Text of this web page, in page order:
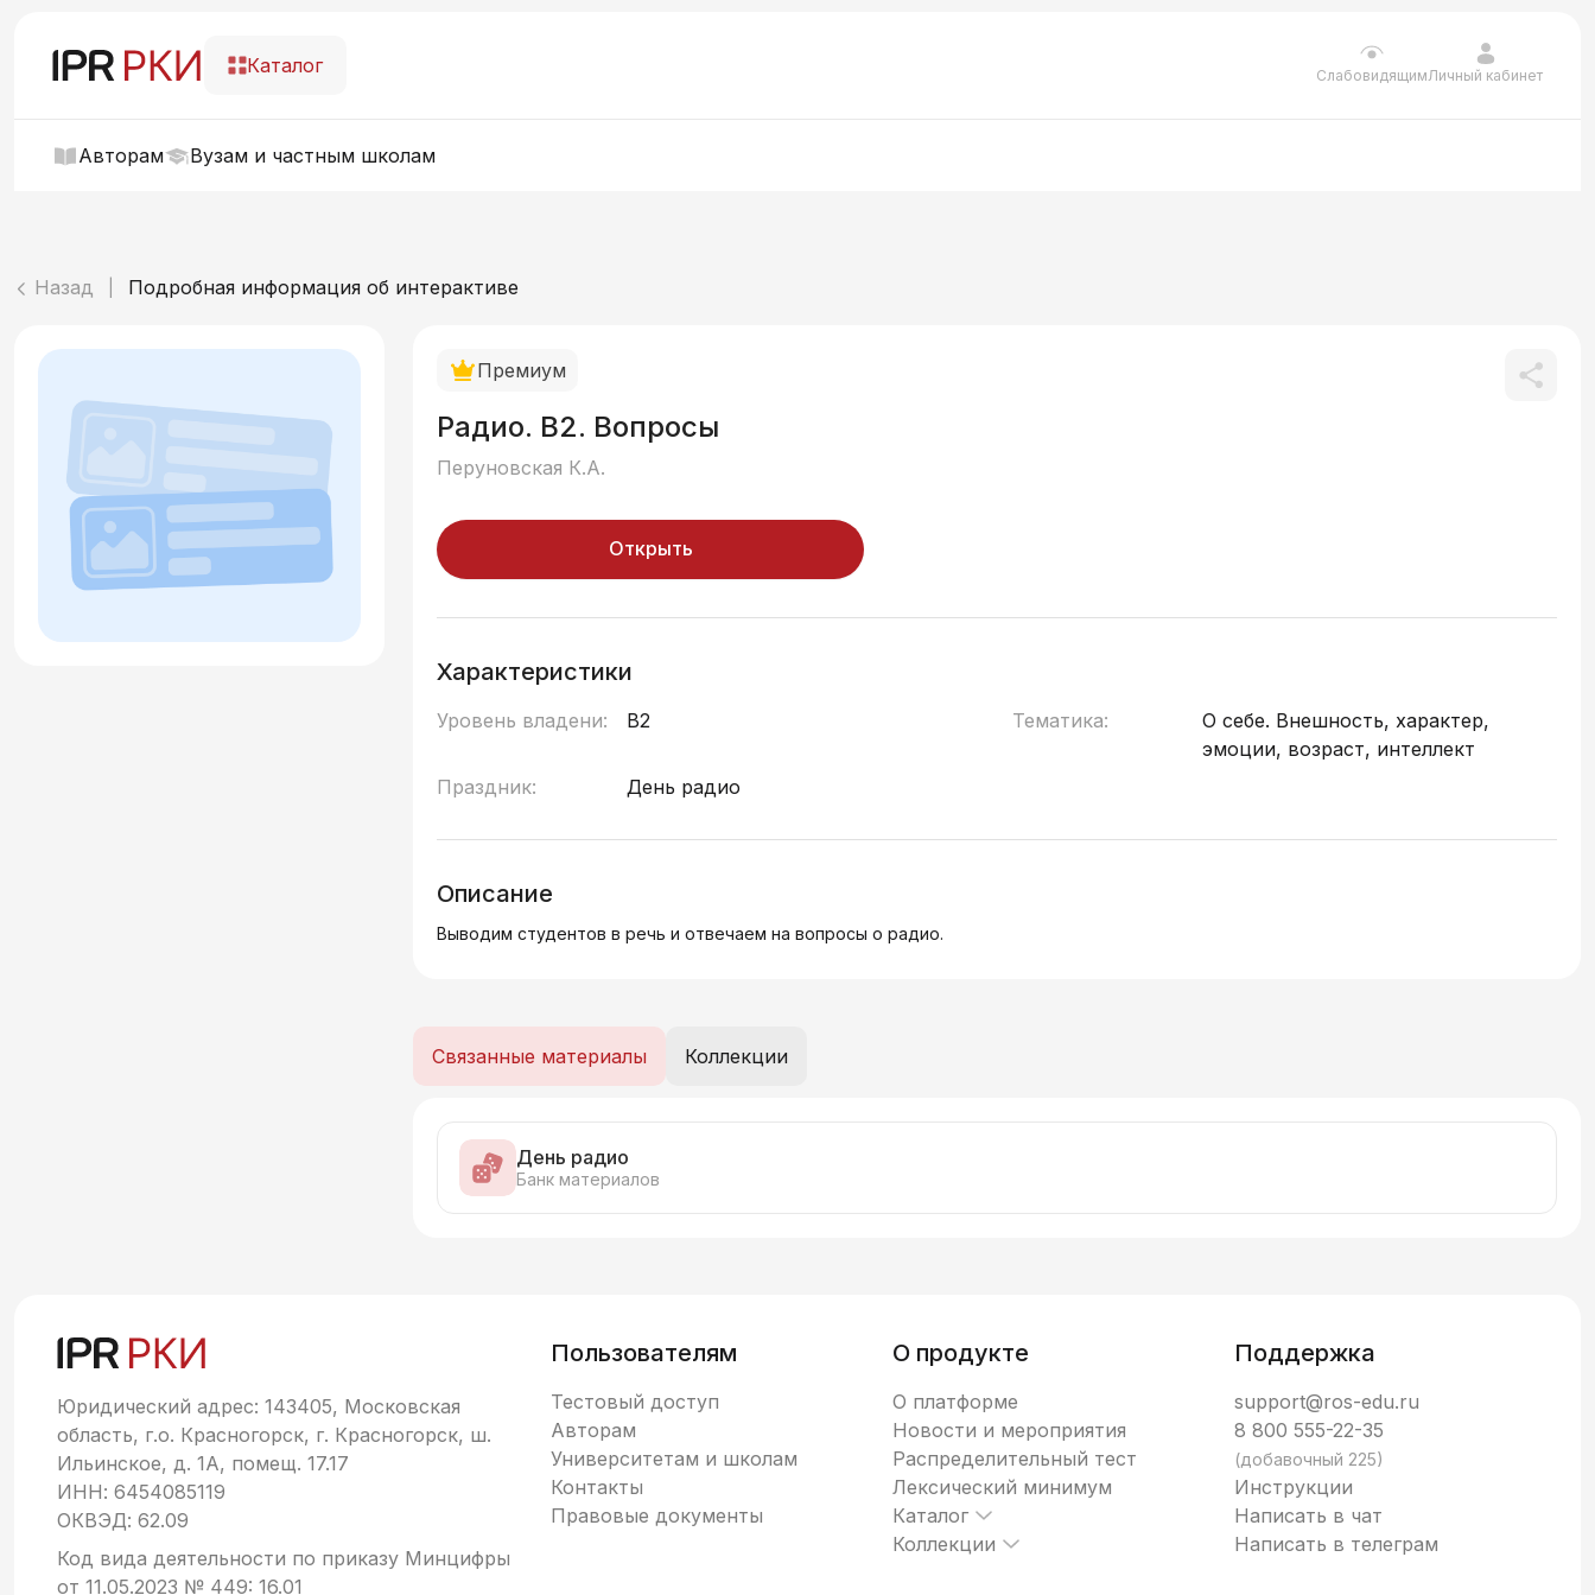
Каталог СлабовидящимЛичный кабинет
Авторам Вузам и частным школам
Назад Подробная информация об интерактиве
Премиум
Радио. В2. Вопросы
Перуновская К.А.
Открыть
Характеристики
Уровень владени: B2 Тематика:
О себе. Внешность, характер,
эмоции, возраст, интеллект
Праздник:
День радио
Описание
Выводим студентов в речь и отвечаем на вопросы о радио.
Связанные материалы Коллекции
День радио
Банк материалов
Юридический адрес: 143405, Московская
область, г.о. Красногорск, г. Красногорск, ш.
Ильинское, д. 1А, помещ. 17.17
ИНН: 6454085119
ОКВЭД: 62.09
Код вида деятельности по приказу Минцифры
от 11.05.2023 № 449: 16.01
Пользователям
Тестовый доступ
Авторам
Университетам и школам
Контакты
Правовые документы
О продукте
О платформе
Новости и мероприятия
Распределительный тест
Лексический минимум
Каталог
Коллекции
Поддержка
support@ros-edu.ru
8 800 555-22-35
(добавочный 225)
Инструкции
Написать в чат
Написать в телеграм